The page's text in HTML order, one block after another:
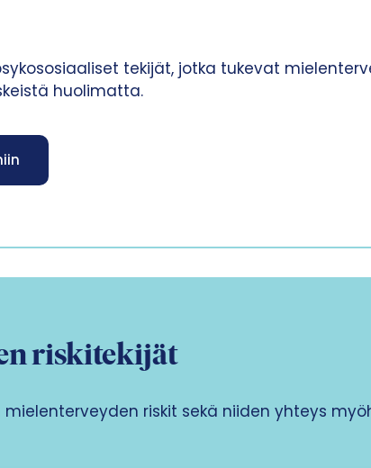
tekijät, jotka tukevat
huolimatta.
riskitekijät
riskit sekä niiden yhteys